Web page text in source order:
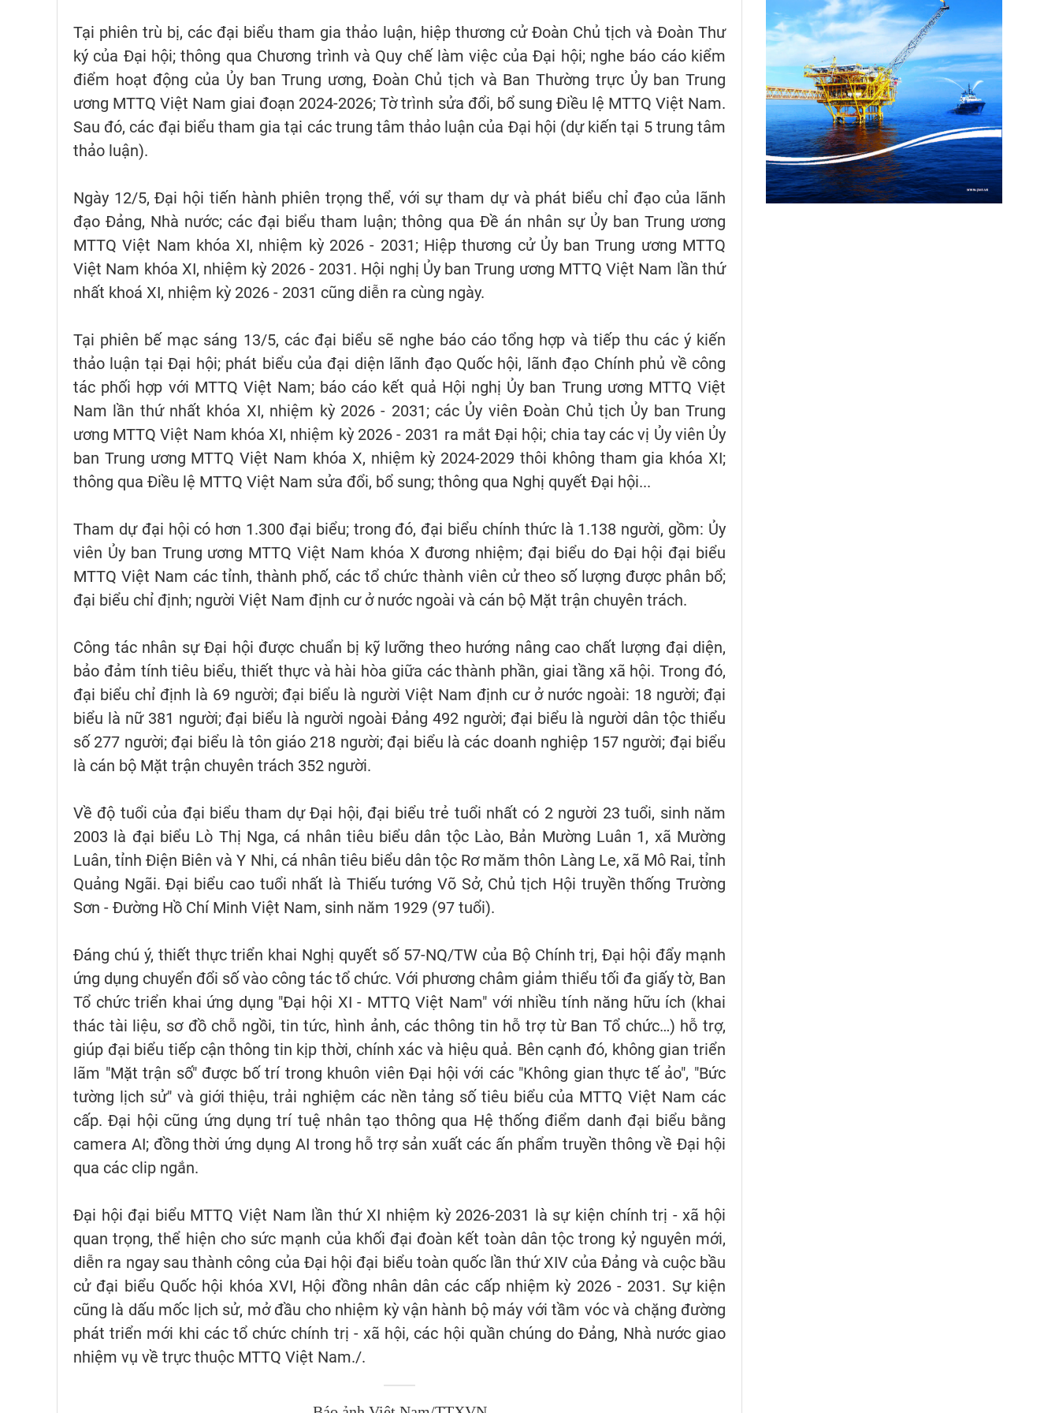
Tại phiên trù bị, các đại biểu tham gia thảo luận, hiệp thương cử Đoàn Chủ tịch và Đoàn Thư
ký của Đại hội; thông qua Chương trình và Quy chế làm việc của Đại hội; nghe báo cáo kiểm
điểm hoạt động của Ủy ban Trung ương, Đoàn Chủ tịch và Ban Thường trực Ủy ban Trung
ương MTTQ Việt Nam giai đoạn 2024-2026; Tờ trình sửa đổi, bổ sung Điều lệ MTTQ Việt Nam.
Sau đó, các đại biểu tham gia tại các trung tâm thảo luận của Đại hội (dự kiến tại 5 trung tâm
thảo luận).
Ngày 12/5, Đại hội tiến hành phiên trọng thể, với sự tham dự và phát biểu chỉ đạo của lãnh
đạo Đảng, Nhà nước; các đại biểu tham luận; thông qua Đề án nhân sự Ủy ban Trung ương
MTTQ Việt Nam khóa XI, nhiệm kỳ 2026 - 2031; Hiệp thương cử Ủy ban Trung ương MTTQ
Việt Nam khóa XI, nhiệm kỳ 2026 - 2031. Hội nghị Ủy ban Trung ương MTTQ Việt Nam lần thứ
nhất khoá XI, nhiệm kỳ 2026 - 2031 cũng diễn ra cùng ngày.
Tại phiên bế mạc sáng 13/5, các đại biểu sẽ nghe báo cáo tổng hợp và tiếp thu các ý kiến
thảo luận tại Đại hội; phát biểu của đại diện lãnh đạo Quốc hội, lãnh đạo Chính phủ về công
tác phối hợp với MTTQ Việt Nam; báo cáo kết quả Hội nghị Ủy ban Trung ương MTTQ Việt
Nam lần thứ nhất khóa XI, nhiệm kỳ 2026 - 2031; các Ủy viên Đoàn Chủ tịch Ủy ban Trung
ương MTTQ Việt Nam khóa XI, nhiệm kỳ 2026 - 2031 ra mắt Đại hội; chia tay các vị Ủy viên Ủy
ban Trung ương MTTQ Việt Nam khóa X, nhiệm kỳ 2024-2029 thôi không tham gia khóa XI;
thông qua Điều lệ MTTQ Việt Nam sửa đổi, bổ sung; thông qua Nghị quyết Đại hội...
Tham dự đại hội có hơn 1.300 đại biểu; trong đó, đại biểu chính thức là 1.138 người, gồm: Ủy
viên Ủy ban Trung ương MTTQ Việt Nam khóa X đương nhiệm; đại biểu do Đại hội đại biểu
MTTQ Việt Nam các tỉnh, thành phố, các tổ chức thành viên cử theo số lượng được phân bổ;
đại biểu chỉ định; người Việt Nam định cư ở nước ngoài và cán bộ Mặt trận chuyên trách.
Công tác nhân sự Đại hội được chuẩn bị kỹ lưỡng theo hướng nâng cao chất lượng đại diện,
bảo đảm tính tiêu biểu, thiết thực và hài hòa giữa các thành phần, giai tầng xã hội. Trong đó,
đại biểu chỉ định là 69 người; đại biểu là người Việt Nam định cư ở nước ngoài: 18 người; đại
biểu là nữ 381 người; đại biểu là người ngoài Đảng 492 người; đại biểu là người dân tộc thiểu
số 277 người; đại biểu là tôn giáo 218 người; đại biểu là các doanh nghiệp 157 người; đại biểu
là cán bộ Mặt trận chuyên trách 352 người.
Về độ tuổi của đại biểu tham dự Đại hội, đại biểu trẻ tuổi nhất có 2 người 23 tuổi, sinh năm
2003 là đại biểu Lò Thị Nga, cá nhân tiêu biểu dân tộc Lào, Bản Mường Luân 1, xã Mường
Luân, tỉnh Điện Biên và Y Nhi, cá nhân tiêu biểu dân tộc Rơ măm thôn Làng Le, xã Mô Rai, tỉnh
Quảng Ngãi. Đại biểu cao tuổi nhất là Thiếu tướng Võ Sở, Chủ tịch Hội truyền thống Trường
Sơn - Đường Hồ Chí Minh Việt Nam, sinh năm 1929 (97 tuổi).
Đáng chú ý, thiết thực triển khai Nghị quyết số 57-NQ/TW của Bộ Chính trị, Đại hội đẩy mạnh
ứng dụng chuyển đổi số vào công tác tổ chức. Với phương châm giảm thiểu tối đa giấy tờ, Ban
Tổ chức triển khai ứng dụng "Đại hội XI - MTTQ Việt Nam" với nhiều tính năng hữu ích (khai
thác tài liệu, sơ đồ chỗ ngồi, tin tức, hình ảnh, các thông tin hỗ trợ từ Ban Tổ chức…) hỗ trợ,
giúp đại biểu tiếp cận thông tin kịp thời, chính xác và hiệu quả. Bên cạnh đó, không gian triển
lãm "Mặt trận số" được bố trí trong khuôn viên Đại hội với các "Không gian thực tế ảo", "Bức
tường lịch sử" và giới thiệu, trải nghiệm các nền tảng số tiêu biểu của MTTQ Việt Nam các
cấp. Đại hội cũng ứng dụng trí tuệ nhân tạo thông qua Hệ thống điểm danh đại biểu bằng
camera AI; đồng thời ứng dụng AI trong hỗ trợ sản xuất các ấn phẩm truyền thông về Đại hội
qua các clip ngắn.
Đại hội đại biểu MTTQ Việt Nam lần thứ XI nhiệm kỳ 2026-2031 là sự kiện chính trị - xã hội
quan trọng, thể hiện cho sức mạnh của khối đại đoàn kết toàn dân tộc trong kỷ nguyên mới,
diễn ra ngay sau thành công của Đại hội đại biểu toàn quốc lần thứ XIV của Đảng và cuộc bầu
cử đại biểu Quốc hội khóa XVI, Hội đồng nhân dân các cấp nhiệm kỳ 2026 - 2031. Sự kiện
cũng là dấu mốc lịch sử, mở đầu cho nhiệm kỳ vận hành bộ máy với tầm vóc và chặng đường
phát triển mới khi các tổ chức chính trị - xã hội, các hội quần chúng do Đảng, Nhà nước giao
nhiệm vụ về trực thuộc MTTQ Việt Nam./.